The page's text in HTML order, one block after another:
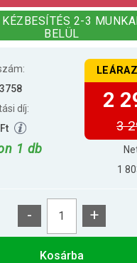
KÉZBESÍTÉS 2-3
BELÜL
díj:
1 db
2
3
1
- +
Kosárba